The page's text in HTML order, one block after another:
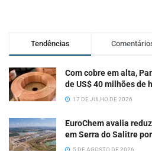
Tendências
Com cobre em alta,
de US$ 40 milhões de
17 DE JULHO DE 2026
EuroChem avalia
em Serra do Salitre
5 DE AGOSTO DE 2026